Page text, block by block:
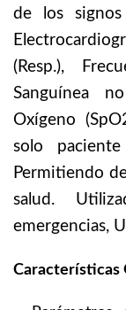
de los
(Resp.),
Sanguínea
Oxígeno
solo
Permitiendo
salud.
emergencias,
Características